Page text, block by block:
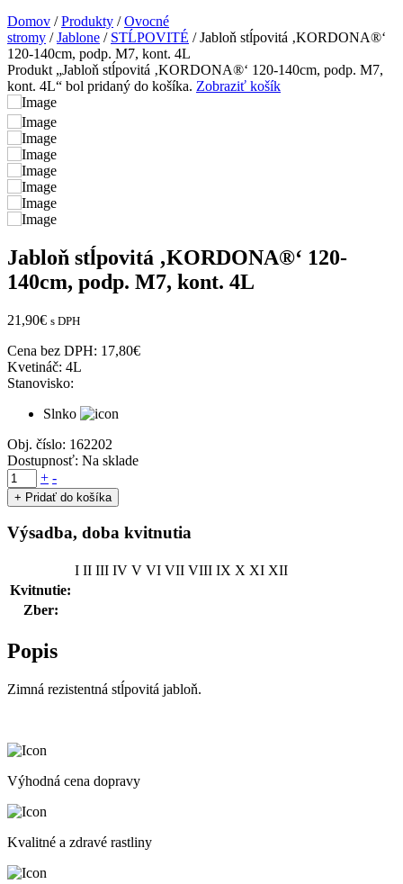
Domov /Produkty /Ovocné
stromy /Jablone / STĹPOVITÉ / Jabloň stĺpovitá ‚KORDONA®‘
120-140cm, podp. M7, kont. 4L
Produkt „Jabloň stĺpovitá ‚KORDONA®‘ 120-140cm, podp. M7,
kont. 4L“ bol pridaný do košíka. Zobraziť košík
Jabloň stĺpovitá ‚KORDONA®‘ 120-
140cm, podp. M7, kont. 4L
21,90€ s DPH
Cena bez DPH: 17,80€
Kvetináč: 4L
Stanovisko:
Slnko
Obj. číslo: 162202
Dostupnosť: Na sklade
množstvo
Jabloň
stĺpovitá
'KORDONA®'
120-
M7,
kont.
+ -
+ Pridať do košíka
Výsadba, doba kvitnutia
I II III IV V VI VII VIII IX X XI XII
Kvitnutie:
Zber:
Popis
Zimná rezistentná stĺpovitá jabloň.
Výhodná cena dopravy
Kvalitné a zdravé rastliny